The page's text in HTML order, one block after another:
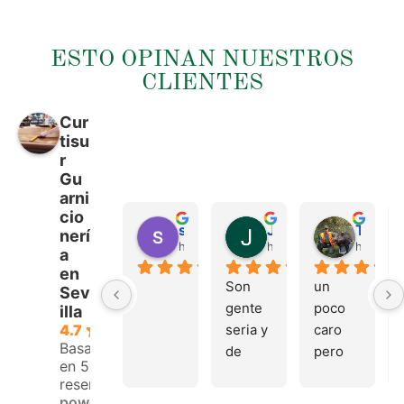
ESTO OPINAN NUESTROS
CLIENTES
Cur
tisu
r
Gu
arni
cio
nerí
a
en
Sev
illa
4.7
Basado
en 53
reseñas.
hace 4 meses hace 4 meses
Son
gente
seria y
de
hace 4
un
poco
caro
pero